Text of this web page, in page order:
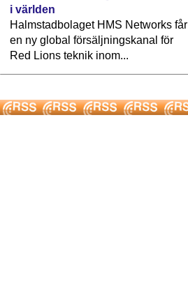
i världen
Halmstadbolaget HMS Networks får
en ny global försäljningskanal för
Red Lions teknik inom...